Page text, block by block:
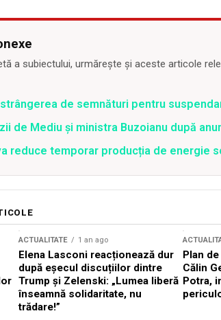
a subiectului, urmărește și aceste articole
de semnături pentru
de Mediu şi ministra Buzoianu după
reduce temporar producția de energie
ACTUALITATE 1 an ago
Elena Lasconi reacționează dur
după eșecul discuțiilor dintre
Trump și Zelenski: „Lumea liberă
înseamnă solidaritate, nu
trădare!”
Plan
Călin
Potra,